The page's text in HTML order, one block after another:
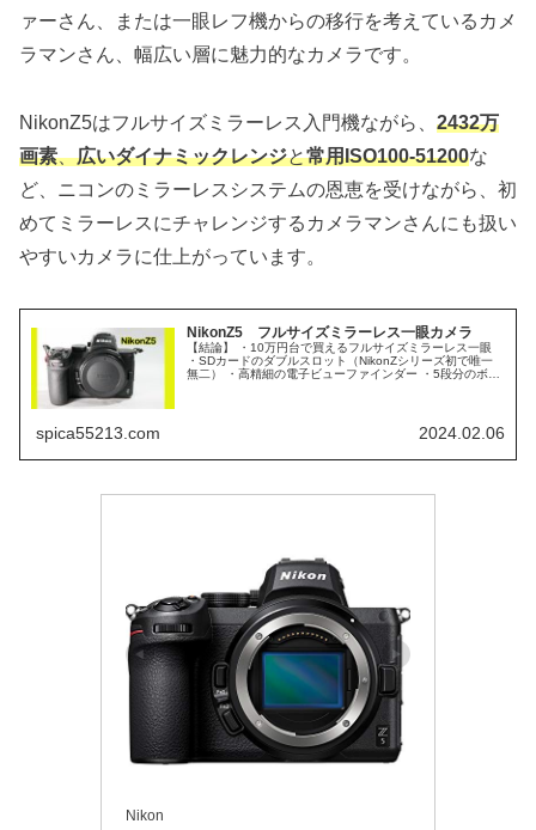
ァーさん、または一眼レフ機からの移行を考えているカメ
ラマンさん、幅広い層に魅力的なカメラです。
NikonZ5はフルサイズミラーレス入門機ながら、 2432万
画素、広いダイナミックレンジと常用ISO100-51200な
ど、ニコンのミラーレスシステムの恩恵を受けながら、初
めてミラーレスにチャレンジするカメラマンさんにも扱い
やすいカメラに仕上がっています。
NikonZ5 フルサイズミラーレス一眼カメラ
【結論】 ・10万円台で買えるフルサイズミラーレス一眼
・SDカードのダブルスロット（NikonZシリーズ初で唯一
無二） ・高精細の電子ビューファインダー ・5段分のボデ
spica55213.com 2024.02.06
Nikon